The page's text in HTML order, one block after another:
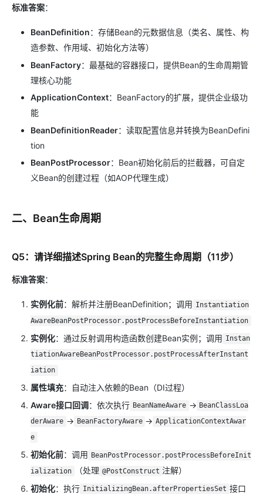
标准答案：
BeanDefinition：存储Bean的元数据信息（类名、属性、构
造参数、作用域、初始化方法等）
BeanFactory：最基础的容器接口，提供Bean的生命周期管
理核心功能
ApplicationContext：BeanFactory的扩展，提供企业级功
能
BeanDefinitionReader：读取配置信息并转换为BeanDefini
tion
BeanPostProcessor：Bean初始化前后的拦截器，可自定
义Bean的创建过程（如AOP代理生成）
二、Bean生命周期
Q5：请详细描述Spring Bean的完整生命周期（11步）
标准答案：
实例化前：解析并注册BeanDefinition；调用 Instantiation
AwareBeanPostProcessor.postProcessBeforeInstantiation
实例化：通过反射调用构造函数创建Bean实例；调用 Instan
tiationAwareBeanPostProcessor.postProcessAfterInstant
iation
属性填充：自动注入依赖的Bean（DI过程）
Aware接口回调：依次执行 BeanNameAware → BeanClassLoa
derAware → BeanFactoryAware → ApplicationContextAwar
e
初始化前：调用 BeanPostProcessor.postProcessBeforeInit
ialization
（处理 @PostConstruct 注解）
初始化：执行 InitializingBean.afterPropertiesSet 接口